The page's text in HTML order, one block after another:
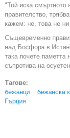
"Той иска смъртното
правителство,
кажем: не, това не
Същевременно
над Босфора в
така почете паметта
съпротива на
Тагове:
бежанци
бежанска
Гърция